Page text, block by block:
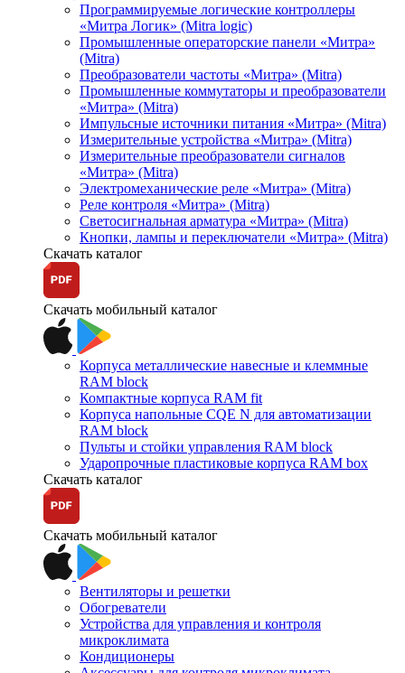
Программируемые логические контроллеры
«Митра Логик» (Mitra logic)
Промышленные операторские панели «Митра»
(Mitra)
Преобразователи частоты «Митра» (Mitra)
Промышленные коммутаторы и преобразователи
«Митра» (Mitra)
Импульсные источники питания «Митра» (Mitra)
Измерительные устройства «Митра» (Mitra)
Измерительные преобразователи сигналов
«Митра» (Mitra)
Электромеханические реле «Митра» (Mitra)
Реле контроля «Митра» (Mitra)
Светосигнальная арматура «Митра» (Mitra)
Кнопки, лампы и переключатели «Митра» (Mitra)
Скачать каталог
Скачать мобильный каталог
Корпуса металлические навесные и клеммные
RAM block
Компактные корпуса RAM fit
Корпуса напольные CQE N для автоматизации
RAM block
Пульты и стойки управления RAM block
Ударопрочные пластиковые корпуса RAM box
Скачать каталог
Скачать мобильный каталог
Вентиляторы и решетки
Обогреватели
Устройства для управления и контроля
микроклимата
Кондиционеры